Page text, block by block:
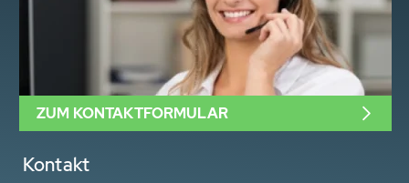
Kontakt
ZUM KONTAKTFORMULAR